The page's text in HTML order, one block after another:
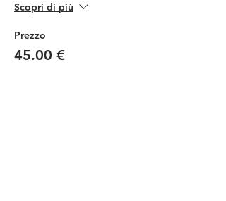
Scopri di più
Prezzo
45,00 €